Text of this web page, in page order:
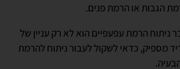
הגבות או הרמת פנים.
ניתוח הרמת עפעפיים הוא לא רק עניין של
מספיק, כדאי לשקול לעבור ניתוח להרמת